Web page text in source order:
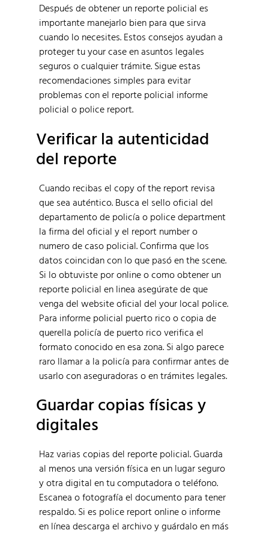
Después de obtener un reporte policial es
importante manejarlo bien para que sirva
cuando lo necesites. Estos consejos ayudan a
proteger tu your case en asuntos legales
seguros o cualquier trámite. Sigue estas
recomendaciones simples para evitar
problemas con el reporte policial informe
policial o police report.
Verificar la autenticidad
del reporte
Cuando recibas el copy of the report revisa
que sea auténtico. Busca el sello oficial del
departamento de policía o police department
la firma del oficial y el report number o
numero de caso policial. Confirma que los
datos coincidan con lo que pasó en the scene.
Si lo obtuviste por online o como obtener un
reporte policial en linea asegúrate de que
venga del website oficial del your local police.
Para informe policial puerto rico o copia de
querella policía de puerto rico verifica el
formato conocido en esa zona. Si algo parece
raro llamar a la policía para confirmar antes de
usarlo con aseguradoras o en trámites legales.
Guardar copias físicas y
digitales
Haz varias copias del reporte policial. Guarda
al menos una versión física en un lugar seguro
y otra digital en tu computadora o teléfono.
Escanea o fotografía el documento para tener
respaldo. Si es police report online o informe
en línea descarga el archivo y guárdalo en más